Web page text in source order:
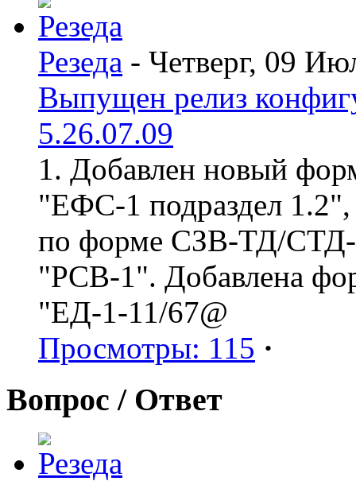
Резеда - Четверг, 09
Выпущен релиз
5.26.07.09
1. Добавлен новый
"ЕФС-1 подраздел
по форме СЗВ-ТД/СТД-
"РСВ-1". Добавлена
"ЕД-1-11/67@
Просмотры: 115 ·
Вопрос / Ответ